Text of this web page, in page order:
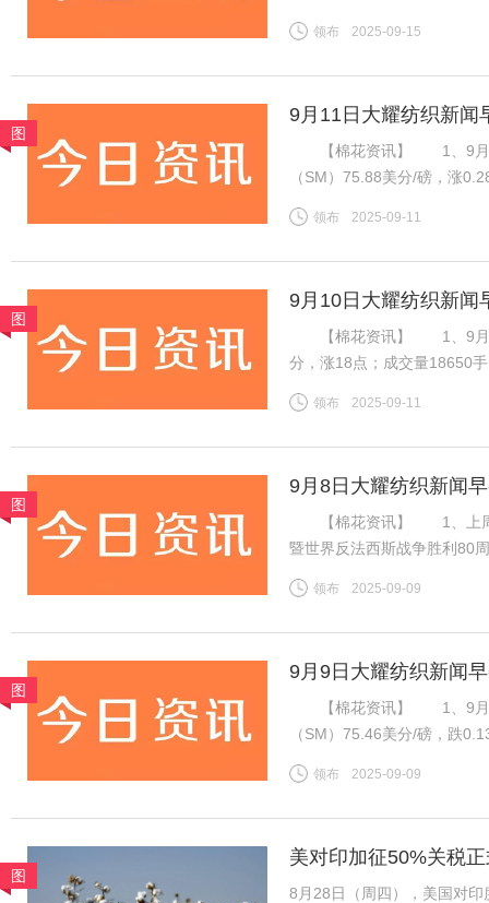
良好，新疆新棉吐絮率近
领布 2025-09-15
图
9月11日大耀纺织新闻
【棉花资讯】 1、9月10
（SM）75.88美分/磅，涨
磅，涨0.28美分/磅，折一般
领布 2025-09-11
图
9月10日大耀纺织新闻
【棉花资讯】 1、9月8
分，涨18点；成交量18650
增，对金融市场有非常重要
领布 2025-09-11
图
9月8日大耀纺织新闻
【棉花资讯】 1、上周国
暨世界反法西斯战争胜利80
不足，因此周内郑棉维持震
领布 2025-09-09
图
9月9日大耀纺织新闻
【棉花资讯】 1、9月8
（SM）75.46美分/磅，跌
磅，跌0.13美分/磅，折一般
领布 2025-09-09
图
美对印加征50%关税
底
8月28日（周四），美国对